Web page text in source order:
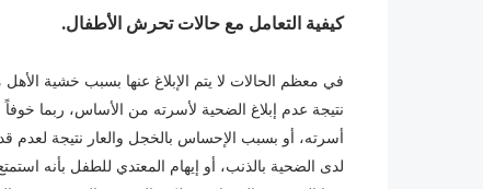
كيفية التعامل مع حالات تحرش الأطفال.
في معظم الحالات لا يتم الإبلاغ عنها بسبب خشية
نتيجة عدم إبلاغ الضحية لأسرته من الأساس، ربما خوفاً
أسرته، أو بسبب الإحساس بالخجل والعار نتيجة
لدى الضحية بالذنب، أو إيهام المعتدي للطفل بأنه